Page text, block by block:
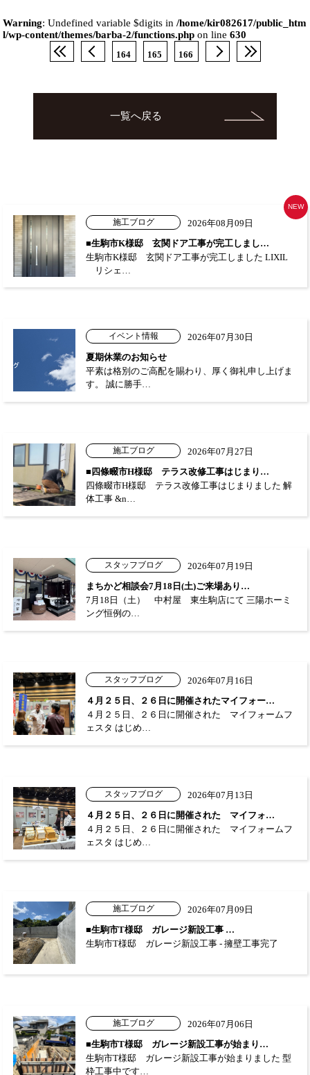
Warning: Undefined variable $digits in/home/kir082617/public_htm
l/wp-content/themes/barba-2/functions.php on line630
164 165 166
一覧へ戻る
施工ブログ
2026年08月09日
■生駒市K様邸 玄関ドア工事が完工しまし…
生駒市K様邸 玄関ドア工事が完工しました LIXIL
リシェ…
NEW
イベント情報
2026年07月30日
夏期休業のお知らせ
平素は格別のご高配を賜わり、厚く御礼申し上げま
す。 誠に勝手…
施工ブログ
2026年07月27日
■四條畷市H様邸 テラス改修工事はじまり…
四條畷市H様邸 テラス改修工事はじまりました 解
体工事 &n…
スタッフブログ
2026年07月19日
まちかど相談会7月18日(土)ご来場あり…
7月18日（土） 中村屋 東生駒店にて 三陽ホーミ
ング恒例の…
スタッフブログ
2026年07月16日
４月２５日、２６日に開催されたマイフォー…
４月２５日、２６日に開催された マイフォームフ
ェスタ はじめ…
スタッフブログ
2026年07月13日
４月２５日、２６日に開催された マイフォ…
４月２５日、２６日に開催された マイフォームフ
ェスタ はじめ…
施工ブログ
2026年07月09日
■生駒市T様邸 ガレージ新設工事 …
生駒市T様邸 ガレージ新設工事 - 擁壁工事完了
施工ブログ
2026年07月06日
■生駒市T様邸 ガレージ新設工事が始まり…
生駒市T様邸 ガレージ新設工事が始まりました 型
枠工事中です…